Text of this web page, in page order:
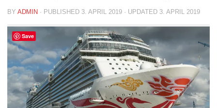
BY ADMIN · PUBLISHED 3. APRIL 2019 · UPDATED 3. APRIL 2019
Save